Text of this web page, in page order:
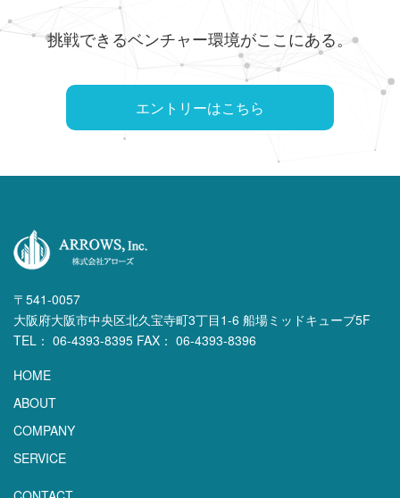
挑戦できるベンチャー環境がここにある。
エントリーはこちら
〒541-0057
大阪府大阪市中央区北久宝寺町3丁目1-6 船場ミッドキューブ5F
TEL： 06-4393-8395 FAX： 06-4393-8396
HOME
ABOUT
COMPANY
SERVICE